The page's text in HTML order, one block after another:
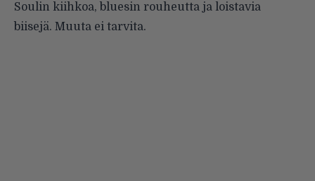
Soulin kiihkoa, bluesin rouheutta ja loistavia
biisejä. Muuta ei tarvita.